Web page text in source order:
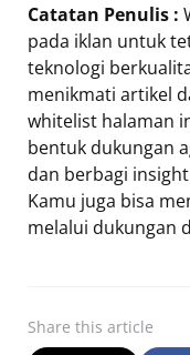
Catatan Penulis :
pada iklan untuk
teknologi
menikmati artikel
whitelist halaman
bentuk dukungan
dan berbagi
Kamu juga bisa
melalui dukungan
Share this article